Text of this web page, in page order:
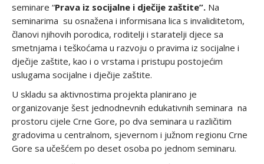
seminare “Prava iz socijalne i dječije zaštite”. Na
seminarima su osnažena i informisana lica s invaliditetom,
članovi njihovih porodica, roditelji i staratelji djece sa
smetnjama i teškoćama u razvoju o pravima iz socijalne i
dječije zaštite, kao i o vrstama i pristupu postojećim
uslugama socijalne i dječije zaštite.
U skladu sa aktivnostima projekta planirano je
organizovanje šest jednodnevnih edukativnih seminara na
prostoru cijele Crne Gore, po dva seminara u različitim
gradovima u centralnom, sjevernom i južnom regionu Crne
Gore sa učešćem po deset osoba po jednom seminaru.